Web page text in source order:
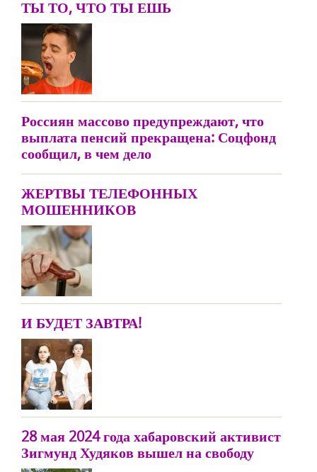
ТЫ ТО, ЧТО ТЫ ЕШЬ
Россиян массово предупреждают, что
выплата пенсий прекращена: Соцфонд
сообщил, в чем дело
ЖЕРТВЫ ТЕЛЕФОННЫХ
МОШЕННИКОВ
И БУДЕТ ЗАВТРА!
28 мая 2024 года хабаровский активист
Зигмунд Худяков вышел на свободу